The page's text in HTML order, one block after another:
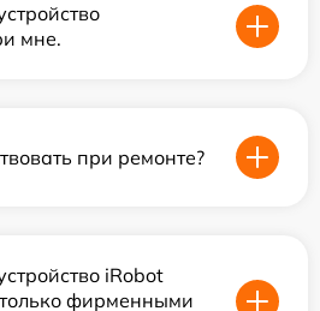
мне.
при ремонте?
iRobot
фирменными